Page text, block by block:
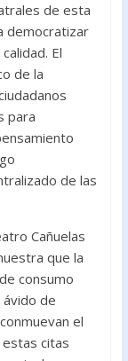
de esta
democratizar
El
de la
para
de las
Cañuelas
que la
consumo
de
el
citas